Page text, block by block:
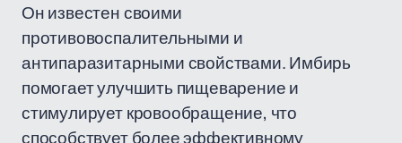
Он известен своими
противовоспалительными и
антипаразитарными свойствами. Имбирь
помогает улучшить пищеварение и
стимулирует кровообращение, что
способствует более эффективному